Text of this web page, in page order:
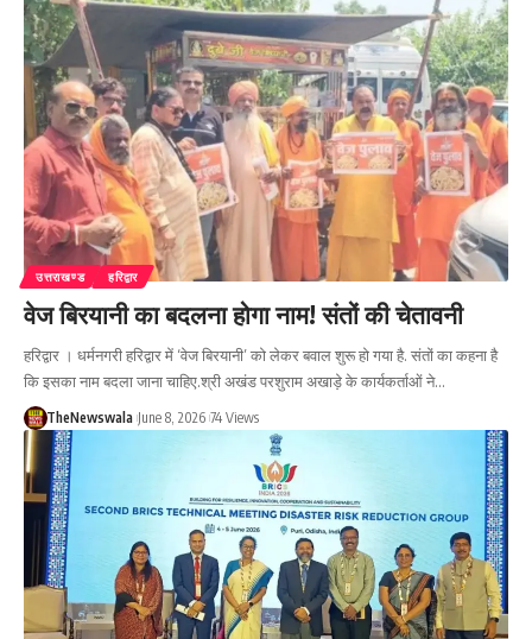
उत्तराखण्ड हरिद्वार
वेज बिरयानी का बदलना होगा नाम! संतों की चेतावनी
हरिद्वार । धर्मनगरी हरिद्वार में ‘वेज बिरयानी’ को लेकर बवाल शुरू हो गया है. संतों का कहना है
कि इसका नाम बदला जाना चाहिए.श्री अखंड परशुराम अखाड़े के कार्यकर्ताओं ने…
TheNewswala June 8, 2026 74 Views